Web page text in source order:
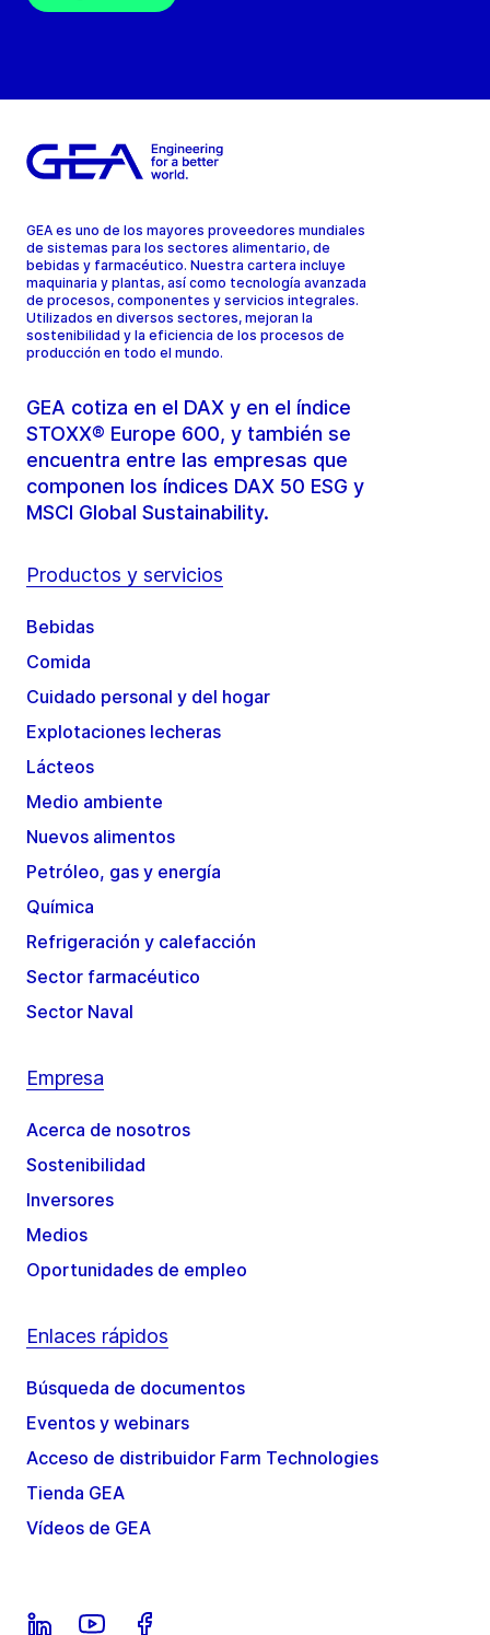
GEA es uno de los mayores proveedores mundiales
de sistemas para los sectores alimentario, de
bebidas y farmacéutico. Nuestra cartera incluye
maquinaria y plantas, así como tecnología avanzada
de procesos, componentes y servicios integrales.
Utilizados en diversos sectores, mejoran la
sostenibilidad y la eficiencia de los procesos de
producción en todo el mundo.
GEA cotiza en el DAX y en el índice
STOXX® Europe 600, y también se
encuentra entre las empresas que
componen los índices DAX 50 ESG y
MSCI Global Sustainability.
Productos y servicios
Bebidas
Comida
Cuidado personal y del hogar
Explotaciones lecheras
Lácteos
Medio ambiente
Nuevos alimentos
Petróleo, gas y energía
Química
Refrigeración y calefacción
Sector farmacéutico
Sector Naval
Empresa
Acerca de nosotros
Sostenibilidad
Inversores
Medios
Oportunidades de empleo
Enlaces rápidos
Búsqueda de documentos
Eventos y webinars
Acceso de distribuidor Farm Technologies
Tienda GEA
Vídeos de GEA